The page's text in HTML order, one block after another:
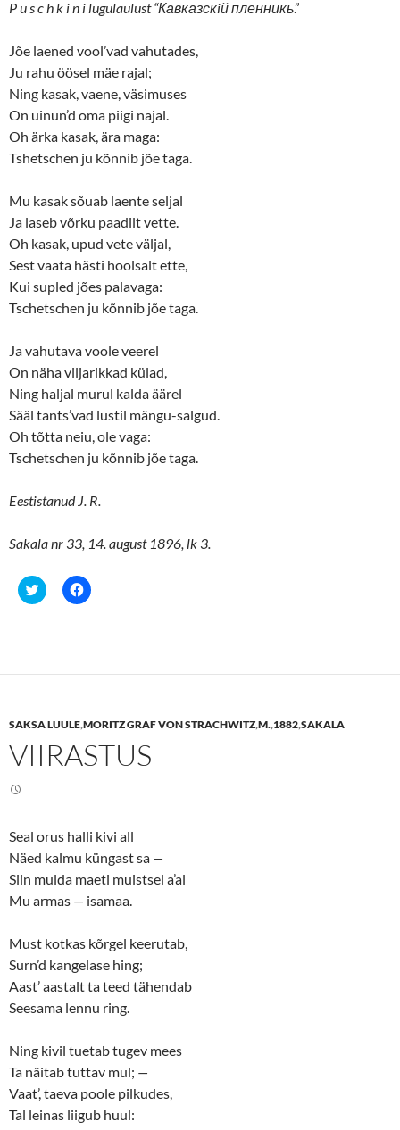
O
n
s
i
n
e
w
w
i
n
d
)
e
n
s
n
e
w
w
i
n
w
)
P u s c h k i n i lugulaulust “Кавказскiй пленникь.”
Jõe laened vool’vad vahutades,
Ju rahu öösel mäe rajal;
Ning kasak, vaene, väsimuses
On uinun’d oma piigi najal.
Oh ärka kasak, ära maga:
Tshetschen ju kõnnib jõe taga.
Mu kasak sõuab laente seljal
Ja laseb võrku paadilt vette.
Oh kasak, upud vete väljal,
Sest vaata hästi hoolsalt ette,
Kui supled jões palavaga:
Tschetschen ju kõnnib jõe taga.
Ja vahutava voole veerel
On näha viljarikkad külad,
Ning haljal murul kalda äärel
Sääl tants’vad lustil mängu-salgud.
Oh tõtta neiu, ole vaga:
Tschetschen ju kõnnib jõe taga.
Eestistanud J. R.
Sakala nr 33, 14. august 1896, lk 3.
C
l
h
o
T
(
O
p
e
n
s
i
e
w
w
i
n
d
o
w
C
l
h
o
F
a
k
(
O
p
e
n
s
n
e
w
w
n
d
o
SAKSA LUULE,MORITZ GRAF VON STRACHWITZ,M.,1882,SAKALA
VIIRASTUS
Seal orus halli kivi all
Näed kalmu küngast sa —
Siin mulda maeti muistsel a’al
Mu armas — isamaa.
Must kotkas kõrgel keerutab,
Surn’d kangelase hing;
Aast’ aastalt ta teed tähendab
Seesama lennu ring.
Ning kivil tuetab tugev mees
Ta näitab tuttav mul; —
Vaat’, taeva poole pilkudes,
Tal leinas liigub huul: